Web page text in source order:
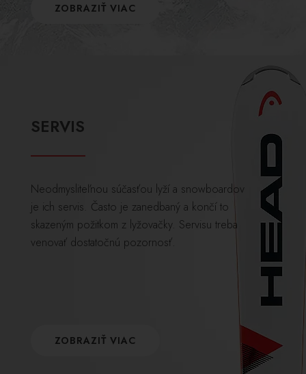
ZOBRAZIŤ VIAC
SERVIS
Neodmysliteľnou súčasťou lyží a snowboardov
je ich servis. Často je zanedbaný a končí to
skazeným požitkom z lyžovačky. Servisu treba
venovať dostatočnú pozornosť.
ZOBRAZIŤ VIAC